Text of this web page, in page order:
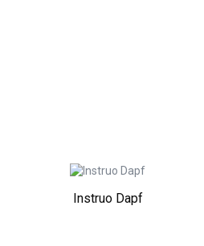
Instruo Dapf